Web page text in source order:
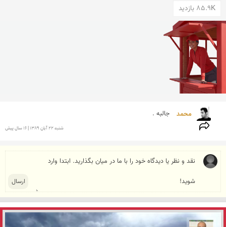
85.9K بازدید
محمد جالبه .
شنبه 22 آبان 1389 | 16 سال پیش